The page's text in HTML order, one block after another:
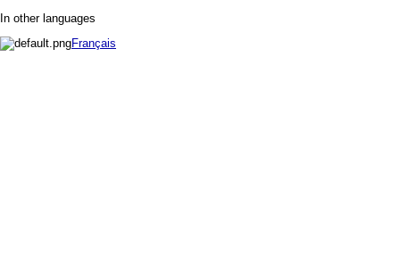
In other languages
Français